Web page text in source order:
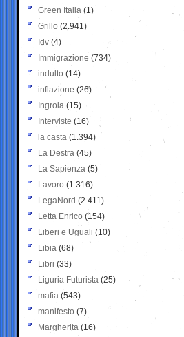
Green Italia (1)
Grillo (2.941)
Idv (4)
Immigrazione (734)
indulto (14)
inflazione (26)
Ingroia (15)
Interviste (16)
la casta (1.394)
La Destra (45)
La Sapienza (5)
Lavoro (1.316)
LegaNord (2.411)
Letta Enrico (154)
Liberi e Uguali (10)
Libia (68)
Libri (33)
Liguria Futurista (25)
mafia (543)
manifesto (7)
Margherita (16)